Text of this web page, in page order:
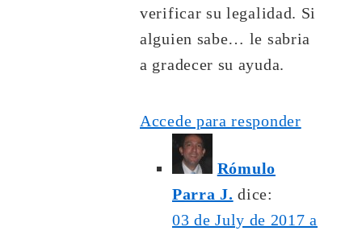
verificar su legalidad. Si
alguien sabe… le sabria
a gradecer su ayuda.
Accede para responder
Rómulo
Parra J. dice:
03 de July de 2017 a